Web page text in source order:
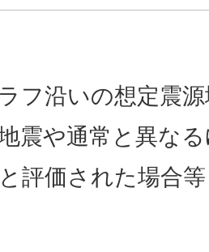
フ沿いの想定震
震や通常と異な
評価された場合等